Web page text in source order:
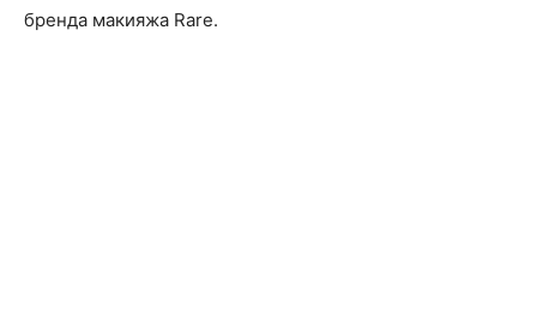
бренда макияжа Rare.